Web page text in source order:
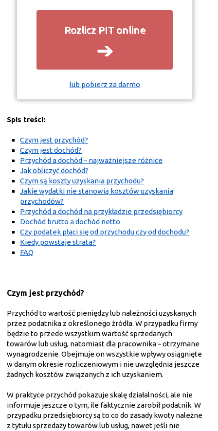
Rozlicz PIT online
➔
lub pobierz za darmo
Spis treści:
Czym jest przychód?
Czym jest dochód?
Przychód a dochód – najważniejsze różnice
Jak obliczyć dochód?
Czym są koszty uzyskania przychodu?
Jakie wydatki nie stanowią kosztów uzyskania
przychodów?
Przychód a dochód na przykładzie przedsiębiorcy
Dochód brutto a dochód netto
Czy podatek płaci się od przychodu czy od dochodu?
Kiedy powstaje strata?
FAQ
Czym jest przychód?
Przychód to wartość pieniędzy lub należności uzyskanych
przez podatnika z określonego źródła. W przypadku firmy
będzie to przede wszystkim wartość sprzedanych
towarów lub usług, natomiast dla pracownika – otrzymane
wynagrodzenie. Obejmuje on wszystkie wpływy osiągnięte
w danym okresie rozliczeniowym i nie uwzględnia jeszcze
żadnych kosztów związanych z ich uzyskaniem.
W praktyce przychód pokazuje skalę działalności, ale nie
informuje jeszcze o tym, ile faktycznie zarobił podatnik. W
przypadku przedsiębiorcy są to co do zasady kwoty należne
z tytułu sprzedaży towarów lub usług, nawet jeśli nie